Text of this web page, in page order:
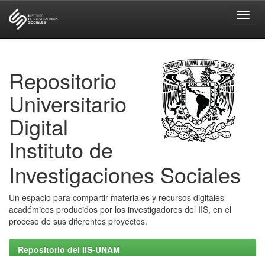
Repositorio
Universitario
Digital
Instituto de
Investigaciones Sociales
Un espacio para compartir materiales y recursos digitales
académicos producidos por los investigadores del IIS, en el
proceso de sus diferentes proyectos.
Repositorio del IIS-UNAM